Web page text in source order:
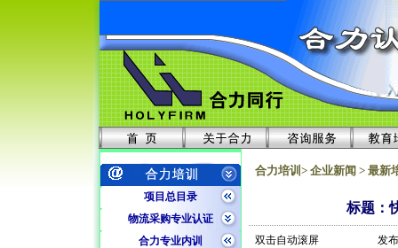
项目总目录
物流采购专业认证
合力专业内训
合力培训> 企业新闻 > 最新
标题：
双击自动滚屏 发